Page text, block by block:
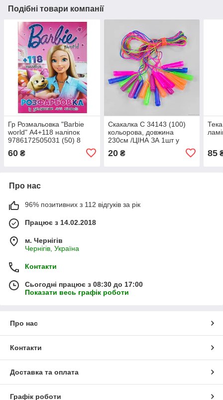
Подібні товари компанії
Гр Розмальовка "Barbie
world" А4+118 наліпок
9786172505031 (50) 8
наліпок, зав
60 ₴
Скакалка С 34143 (100)
кольорова, довжина
230см /ЦІНА ЗА 1шт у
20₴ 85
Про нас
96% позитивних з 112 відгуків за рік
Працює з 14.02.2018
м. Чернігів
Чернігів, Україна
Контакти
Сьогодні працює з 08:30 до 17:00
Показати весь графік роботи
Про нас
Контакти
Доставка та оплата
Графік роботи